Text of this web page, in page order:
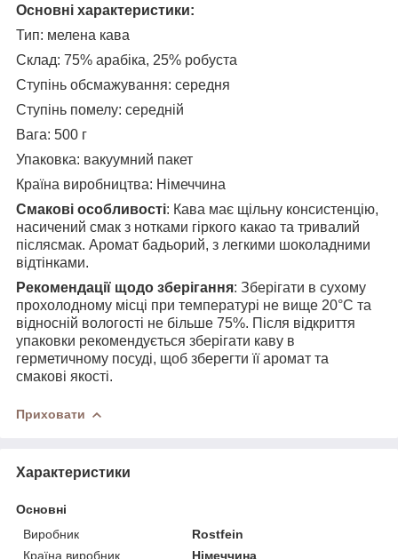
Основні характеристики:
Тип: мелена кава
Склад: 75% арабіка, 25% робуста
Ступінь обсмажування: середня
Ступінь помелу: середній
Вага: 500 г
Упаковка: вакуумний пакет
Країна виробництва: Німеччина
Смакові особливості: Кава має щільну консистенцію,
насичений смак з нотками гіркого какао та тривалий
післясмак. Аромат бадьорий, з легкими шоколадними
відтінками.
Рекомендації щодо зберігання: Зберігати в сухому
прохолодному місці при температурі не вище 20°C та
відносній вологості не більше 75%. Після відкриття
упаковки рекомендується зберігати каву в
герметичному посуді, щоб зберегти її аромат та
смакові якості.
Приховати
Характеристики
Основні
Виробник
Rostfein
Країна виробник
Німеччина